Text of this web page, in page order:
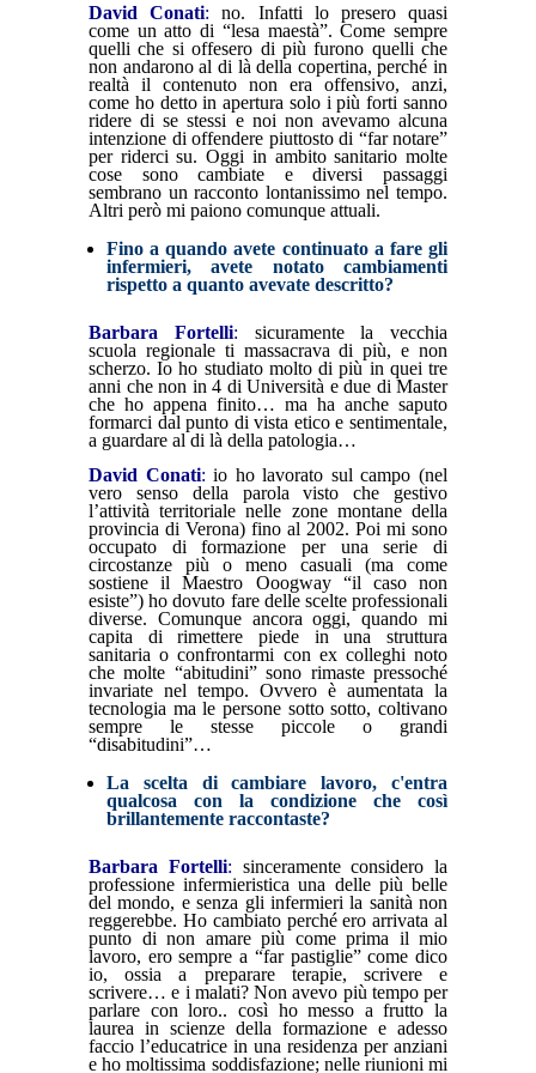
David Conati: no. Infatti lo presero quasi
come un atto di “lesa maestà”. Come sempre
quelli che si offesero di più furono quelli che
non andarono al di là della copertina, perché in
realtà il contenuto non era offensivo, anzi,
come ho detto in apertura solo i più forti sanno
ridere di se stessi e noi non avevamo alcuna
intenzione di offendere piuttosto di “far notare”
per riderci su. Oggi in ambito sanitario molte
cose sono cambiate e diversi passaggi
sembrano un racconto lontanissimo nel tempo.
Altri però mi paiono comunque attuali.
Fino a quando avete continuato a fare gli
infermieri, avete notato cambiamenti
rispetto a quanto avevate descritto?
Barbara Fortelli: sicuramente la vecchia
scuola regionale ti massacrava di più, e non
scherzo. Io ho studiato molto di più in quei tre
anni che non in 4 di Università e due di Master
che ho appena finito… ma ha anche saputo
formarci dal punto di vista etico e sentimentale,
a guardare al di là della patologia…
David Conati: io ho lavorato sul campo (nel
vero senso della parola visto che gestivo
l’attività territoriale nelle zone montane della
provincia di Verona) fino al 2002. Poi mi sono
occupato di formazione per una serie di
circostanze più o meno casuali (ma come
sostiene il Maestro Ooogway “il caso non
esiste”) ho dovuto fare delle scelte professionali
diverse. Comunque ancora oggi, quando mi
capita di rimettere piede in una struttura
sanitaria o confrontarmi con ex colleghi noto
che molte “abitudini” sono rimaste pressoché
invariate nel tempo. Ovvero è aumentata la
tecnologia ma le persone sotto sotto, coltivano
sempre le stesse piccole o grandi
“disabitudini”…
La scelta di cambiare lavoro, c'entra
qualcosa con la condizione che così
brillantemente raccontaste?
Barbara Fortelli: sinceramente considero la
professione infermieristica una delle più belle
del mondo, e senza gli infermieri la sanità non
reggerebbe. Ho cambiato perché ero arrivata al
punto di non amare più come prima il mio
lavoro, ero sempre a “far pastiglie” come dico
io, ossia a preparare terapie, scrivere e
scrivere… e i malati? Non avevo più tempo per
parlare con loro.. così ho messo a frutto la
laurea in scienze della formazione e adesso
faccio l’educatrice in una residenza per anziani
e ho moltissima soddisfazione; nelle riunioni mi